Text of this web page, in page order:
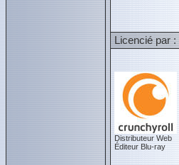
Licencié par :
Distributeur Web
Éditeur Blu-ray